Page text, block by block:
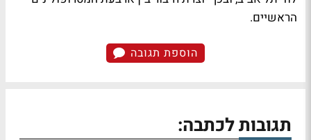
הראשיים.
הוספת תגובה
תגובות לכתבה: